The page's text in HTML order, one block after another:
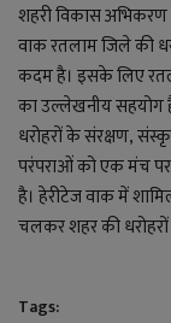
शहरी विकास अभिकरण
वाक रतलाम जिले की
कदम है। इसके लिए
का उल्लेखनीय सहयोग
धरोहरों के संरक्षण,
परंपराओं को एक मंच पर
है। हेरीटेज वाक में
चलकर शहर की
Tags: